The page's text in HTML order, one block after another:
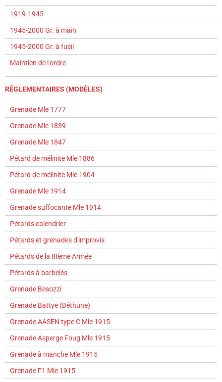
1919-1945
1945-2000 Gr. à main
1945-2000 Gr. à fusil
Maintien de l'ordre
RÉGLEMENTAIRES (MODÈLES)
Grenade Mle 1777
Grenade Mle 1839
Grenade Mle 1847
Pétard de mélinite Mle 1886
Pétard de mélinite Mle 1904
Grenade Mle 1914
Grenade suffocante Mle 1914
Pétards calendrier
Pétards et grenades d'improvis
Pétards de la IIIème Armée
Pétards à barbelés
Grenade Besozzi
Grenade Battye (Béthune)
Grenade AASEN type C Mle 1915
Grenade Asperge Foug Mle 1915
Grenade à manche Mle 1915
Grenade F1 Mle 1915